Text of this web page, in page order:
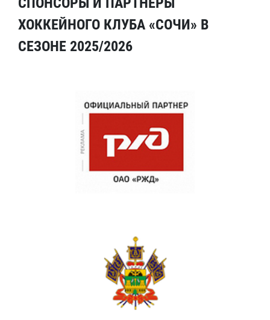
ХОККЕЙНОГО КЛУБА «СОЧИ» В
СЕЗОНЕ 2025/2026